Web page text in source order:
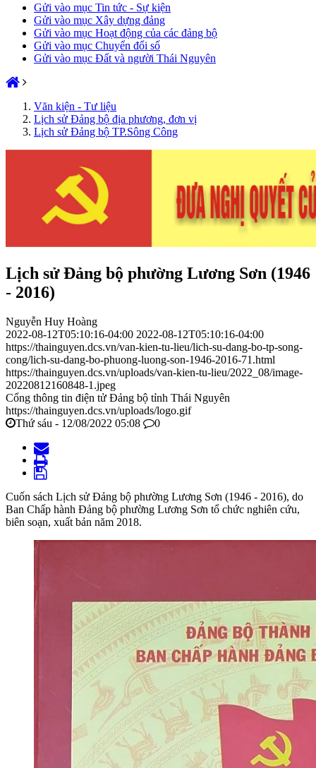
Gửi vào mục Tin tức - Sự kiện
Gửi vào mục Xây dựng đảng
Gửi vào mục Hoạt động của các đảng bộ
Gửi vào mục Chuyển đổi số
Gửi vào mục Đất và người Thái Nguyên
Văn kiện - Tư liệu
Lịch sử Đảng bộ địa phương, đơn vị
Lịch sử Đảng bộ TP.Sông Công
Lịch sử Đảng bộ phường Lương Sơn (1946
- 2016)
Nguyễn Huy Hoàng
2022-08-12T05:10:16-04:00 2022-08-12T05:10:16-04:00
https://thainguyen.dcs.vn/van-kien-tu-lieu/lich-su-dang-bo-tp-song-
cong/lich-su-dang-bo-phuong-luong-son-1946-2016-71.html
https://thainguyen.dcs.vn/uploads/van-kien-tu-lieu/2022_08/image-
20220812160848-1.jpeg
Cổng thông tin điện tử Đảng bộ tỉnh Thái Nguyên
https://thainguyen.dcs.vn/uploads/logo.gif
Thứ sáu - 12/08/2022 05:08
0
Cuốn sách Lịch sử Đảng bộ phường Lương Sơn (1946 - 2016), do
Ban Chấp hành Đảng bộ phường Lương Sơn tổ chức nghiên cứu,
biên soạn, xuất bản năm 2018.